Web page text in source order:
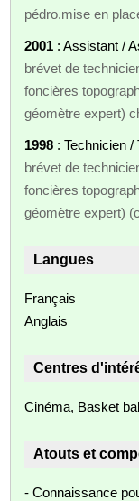
pédro.mise en
2001 : Assistant /
brévet de
foncières
géomètre expert)
1998 : Technicien /
brévet de
foncières
géomètre expert)
Langues
Français
Anglais
Centres
Cinéma, Basket
Atouts et
- Connaissance